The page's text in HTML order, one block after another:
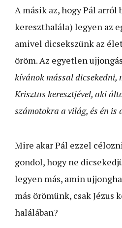
A másik az, hogy Pál arról
kereszthalála) legyen az
amivel dicsekszünk az
öröm. Az egyetlen
kívánok mással dicsekedni,
Krisztus keresztjével, aki
számotokra a világ, és én is
Mire akar Pál ezzel
gondol, hogy ne
legyen más, amin
más örömünk, csak Jézus
halálában?